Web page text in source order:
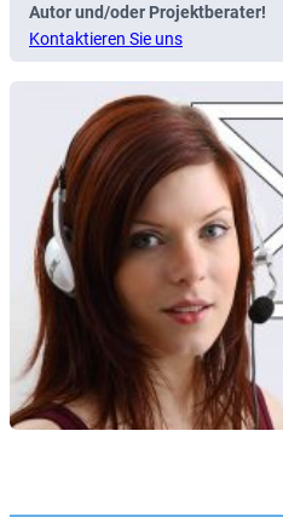
Autor und/oder Projektberater!
Kontaktieren Sie uns